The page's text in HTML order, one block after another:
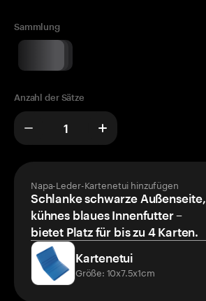
Sammlung
Anzahl der Sätze
Napa-Leder-Kartenetui hinzufügen
Schlanke schwarze Außenseite,
kühnes blaues Innenfutter –
bietet Platz für bis zu 4 Karten.
Kartenetui
Größe: 10x7.5x1cm